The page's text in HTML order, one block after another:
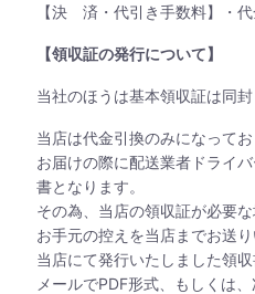
【決 済・代引き手数料】・
【領収証の発行について】
当社のほうは基本領収証は同封
当店は代金引換のみになってお
お届けの際に配送業者ドライ
書となります。
その為、当店の領収証が必要な
お手元の控えを当店までお送り
当店にて発行いたしました領
メールでPDF形式、もしくは